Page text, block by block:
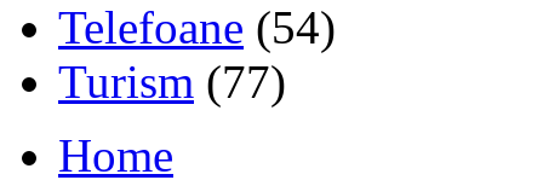
Telefoane (54)
Turism (77)
Home